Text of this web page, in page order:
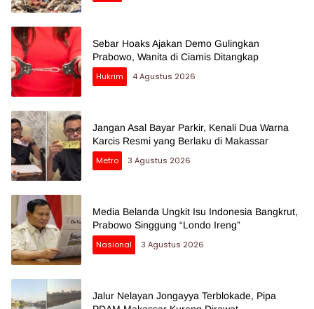
Sebar Hoaks Ajakan Demo Gulingkan
Prabowo, Wanita di Ciamis Ditangkap
Hukrim
4 Agustus 2026
Jangan Asal Bayar Parkir, Kenali Dua Warna
Karcis Resmi yang Berlaku di Makassar
Metro
3 Agustus 2026
Media Belanda Ungkit Isu Indonesia Bangkrut,
Prabowo Singgung “Londo Ireng”
Nasional
3 Agustus 2026
Jalur Nelayan Jongayya Terblokade, Pipa